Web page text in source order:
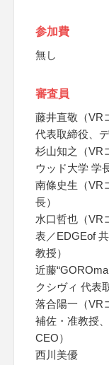
参加費
無し
審査員
藤井直敬（VR
代表取締役、
杉山知之（VR
ウッド大学 学
南條史生（VR
長）
水口哲也（VR
表／EDGEof
教授）
近藤
クシヴィ 代表
落合陽一（VR
補佐・准教授
CEO）
西川美優